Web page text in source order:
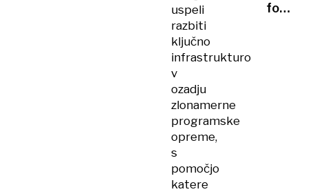
uspeli
razbiti
ključno
infrastrukturo
v
ozadju
zlonamerne
programske
opreme,
s
pomočjo
katere
po